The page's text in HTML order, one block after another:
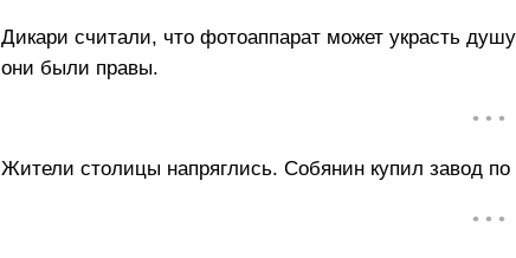
Дикари считали, что фотоаппарат может украсть
они были правы.
• • •
Жители столицы напряглись. Собянин купил завод по
• • •